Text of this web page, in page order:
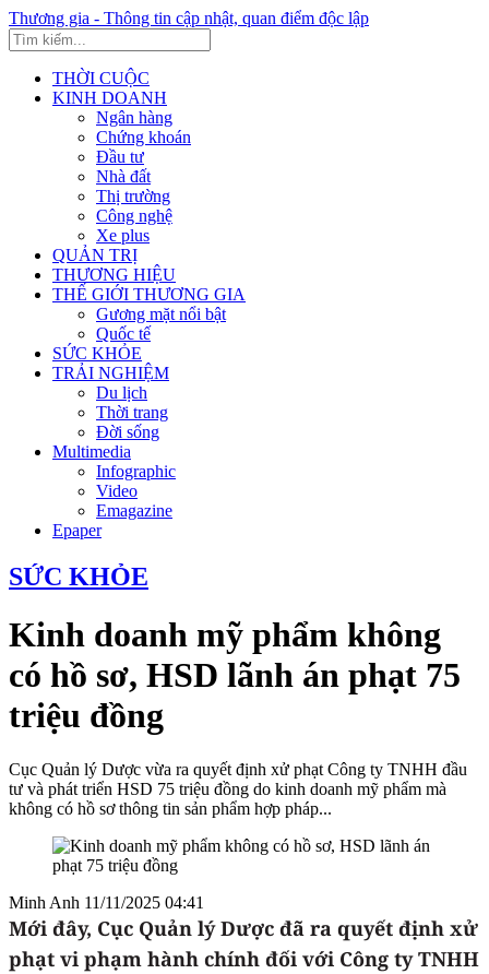
Thương gia - Thông tin cập nhật, quan điểm độc lập
THỜI CUỘC
KINH DOANH
Ngân hàng
Chứng khoán
Đầu tư
Nhà đất
Thị trường
Công nghệ
Xe plus
QUẢN TRỊ
THƯƠNG HIỆU
THẾ GIỚI THƯƠNG GIA
Gương mặt nổi bật
Quốc tế
SỨC KHỎE
TRẢI NGHIỆM
Du lịch
Thời trang
Đời sống
Multimedia
Infographic
Video
Emagazine
Epaper
SỨC KHỎE
Kinh doanh mỹ phẩm không
có hồ sơ, HSD lãnh án phạt 75
triệu đồng
Cục Quản lý Dược vừa ra quyết định xử phạt Công ty TNHH đầu
tư và phát triển HSD 75 triệu đồng do kinh doanh mỹ phẩm mà
không có hồ sơ thông tin sản phẩm hợp pháp...
Minh Anh 11/11/2025 04:41
Mới đây, Cục Quản lý Dược đã ra quyết định xử
phạt vi phạm hành chính đối với Công ty TNHH